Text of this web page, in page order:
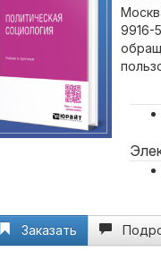
9916-
Заказать